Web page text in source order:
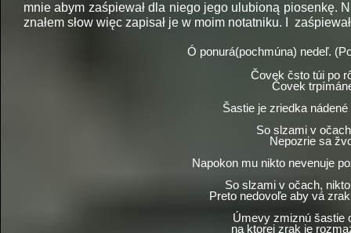
mnie abym zaśpiewał dla niego jego ulubioną piosenkę.
znałem słow więc zapisał je w moim notatniku. I
Ó ponurá(pochmúna) nedeľ.
Čovek čsto túi po
Čovek
Šastie je zriedka
So slzami v
Nepozrie sa
Napokon mu nikto nevenuje
So slzami v očach,
Preto nedovoľe aby vá
Úmevy zmiznú šastie
na ktorej zrak je